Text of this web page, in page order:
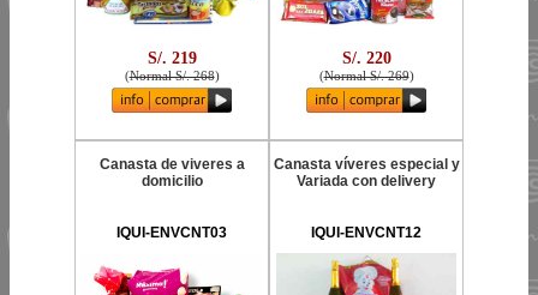
S/. 219
(Normal S/. 268)
S/. 220
(Normal S/. 269)
Canasta de viveres a
domicilio
IQUI-ENVCNT03
Canasta víveres especial y
Variada con delivery
IQUI-ENVCNT12